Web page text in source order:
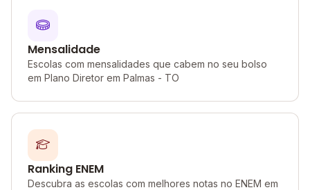
Mensalidade
Escolas com mensalidades que cabem no seu bolso
em Plano Diretor em Palmas - TO
Ranking ENEM
Descubra as escolas com melhores notas no ENEM em